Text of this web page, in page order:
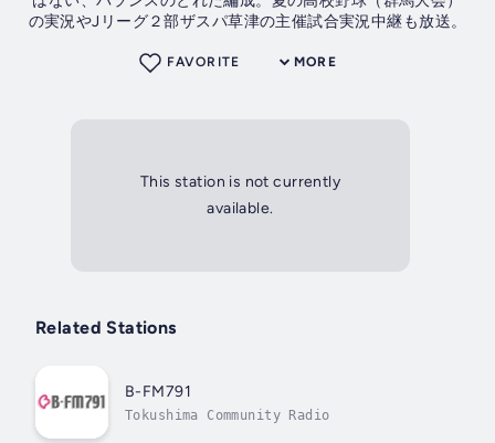
の実況やJリーグ２部ザスパ草津の主催試合実況中継も放送。
MORE
FAVORITE
This station is not currently
available.
Related Stations
B-FM791
Tokushima Community Radio